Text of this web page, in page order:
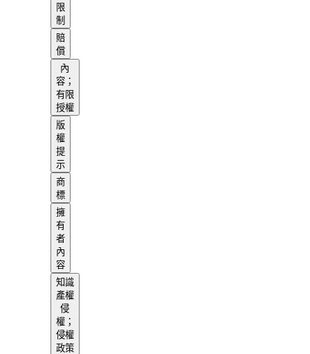
限
制
賠
償
內
容；
有限
授權
版
權
提
示
商
標
擁
有
者
內
容
知識
產權
侵
權；
侵權
政策